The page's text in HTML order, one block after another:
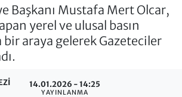
Başkanı Mustafa Mert Olcar,
yerel ve ulusal basın
bir araya gelerek Gazeteciler
14.01.2026 - 14:25
YAYINLANMA